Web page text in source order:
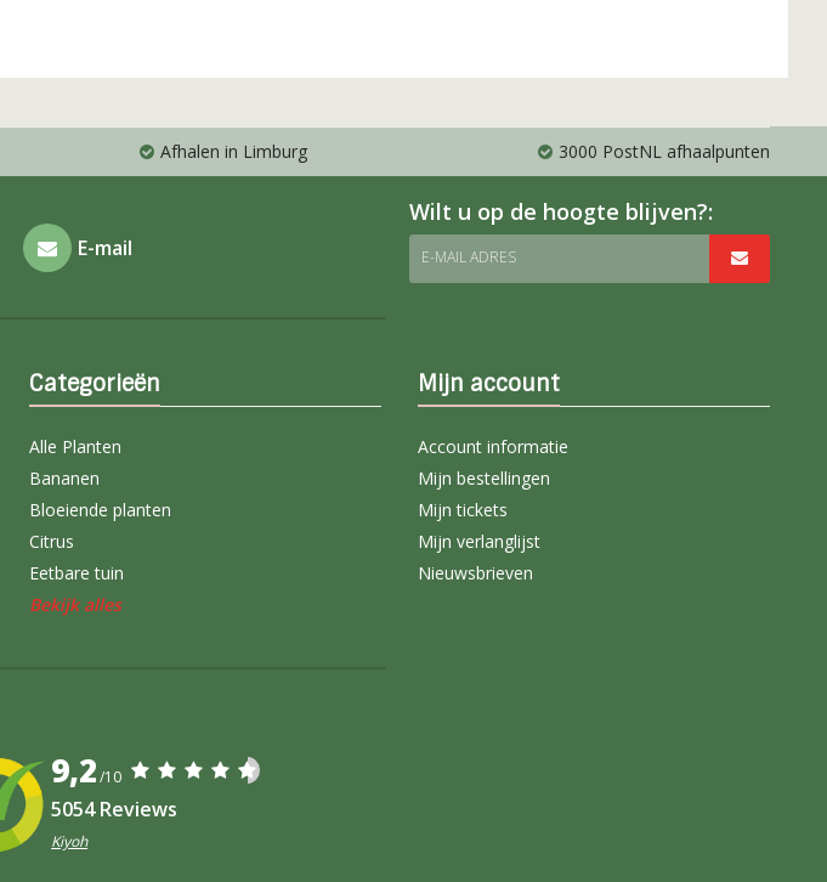
Afhalen in Limburg 3000 PostNL afhaalpunten
E-mail
Wilt u op de hoogte blijven?:
E-MAIL ADRES
Categorieën
Alle Planten
Bananen
Bloeiende planten
Citrus
Eetbare tuin
Bekijk alles
Mijn account
Account informatie
Mijn bestellingen
Mijn tickets
Mijn verlanglijst
Nieuwsbrieven
9,2/10
5054 Reviews
Kiyoh